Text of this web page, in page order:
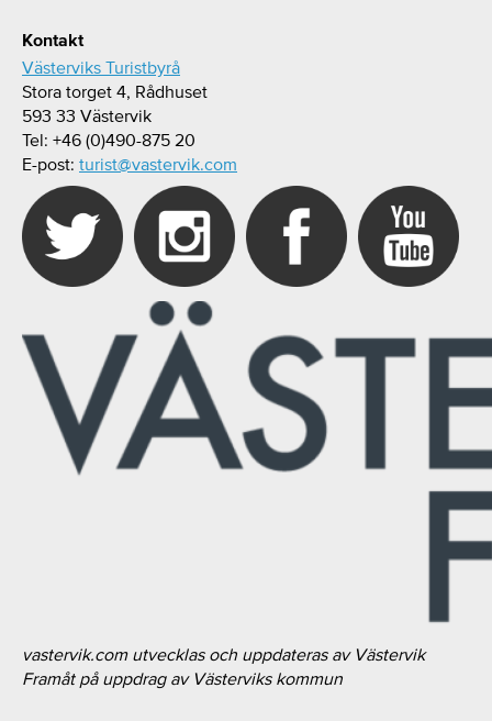
Kontakt
Västerviks Turistbyrå
Stora torget 4, Rådhuset
593 33 Västervik
Tel: +46 (0)490-875 20
E-post: turist@vastervik.com
vastervik.com utvecklas och uppdateras av Västervik
Framåt på uppdrag av Västerviks kommun